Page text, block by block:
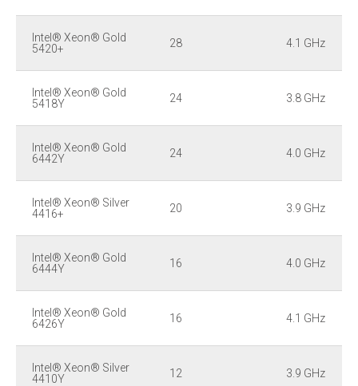
Intel® Xeon® Gold
5420+
28 4.1 GHz
Intel® Xeon® Gold
5418Y
24 3.8 GHz
Intel® Xeon® Gold
6442Y
24 4.0 GHz
Intel® Xeon® Silver
4416+
20 3.9 GHz
Intel® Xeon® Gold
6444Y
16 4.0 GHz
Intel® Xeon® Gold
6426Y
16 4.1 GHz
Intel® Xeon® Silver
4410Y
12 3.9 GHz